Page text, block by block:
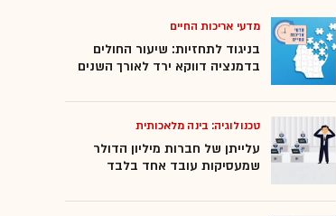
מדעי אריכות החיים
בניגוד לתחזיות: שיעור החולים
בדמנציה דווקא ירד לאורך השנים
טכנולוגיה: בינה מלאכותית
עלייתן של חברות מיליון הדולר
שמעסיקות עובד אחד בלבד